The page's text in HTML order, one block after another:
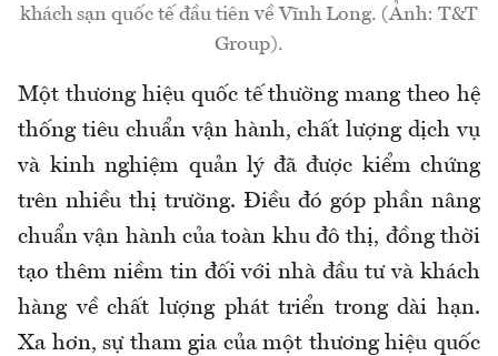
khách sạn quốc tế đầu tiên về Vĩnh Long. (Ảnh: T&T
Group).
Một thương hiệu quốc tế thường mang theo hệ
thống tiêu chuẩn vận hành, chất lượng dịch vụ
và kinh nghiệm quản lý đã được kiểm chứng
trên nhiều thị trường. Điều đó góp phần nâng
chuẩn vận hành của toàn khu đô thị, đồng thời
tạo thêm niềm tin đối với nhà đầu tư và khách
hàng về chất lượng phát triển trong dài hạn.
Xa hơn, sự tham gia của một thương hiệu quốc